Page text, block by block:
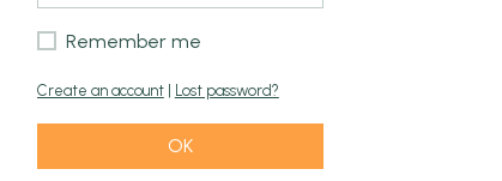
Remember me
Create an account| Lost password?
OK